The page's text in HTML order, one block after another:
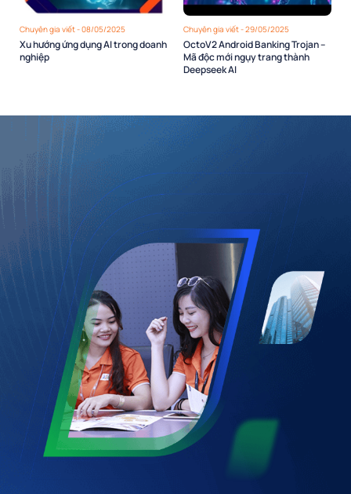
Chuyên gia viết - 08/05/2025
Xu hướng ứng dụng AI trong doanh
nghiệp
Chuyên gia viết - 29/05/2025
OctoV2 Android Banking Trojan –
Mã độc mới ngụy trang thành
Deepseek AI